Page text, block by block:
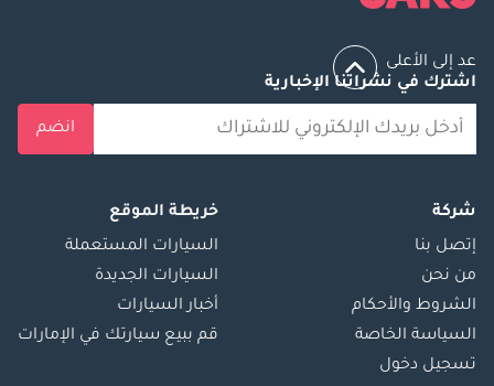
عد إلى الأعلى
اشترك في نشراتنا الإخبارية
انضم
شركة
إتصل بنا
من نحن
الشروط والأحكام
السياسة الخاصة
تسجيل دخول
خريطة الموقع
السيارات المستعملة
السيارات الجديدة
أخبار السيارات
قم ببيع سيارتك في الإمارات